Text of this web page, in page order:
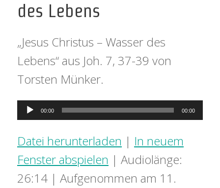
des Lebens
„Jesus Christus – Wasser des
Lebens“ aus Joh. 7, 37-39 von
Torsten Münker.
Audio-
00:00 00:00
Datei herunterladen | In neuem
Fenster abspielen | Audiolänge:
26:14 | Aufgenommen am 11.